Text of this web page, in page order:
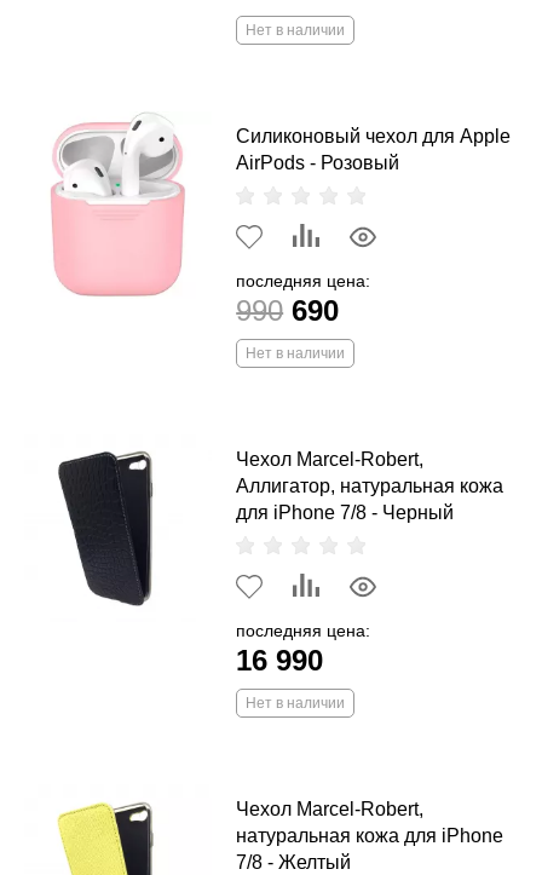
Нет в наличии
Силиконовый чехол для Apple
AirPods - Розовый
последняя цена:
990 690
Нет в наличии
Чехол Marcel-Robert,
Аллигатор, натуральная кожа
для iPhone 7/8 - Черный
последняя цена:
16 990
Нет в наличии
Чехол Marcel-Robert,
натуральная кожа для iPhone
7/8 - Желтый